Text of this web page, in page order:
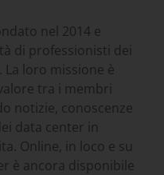
nel 2014 e
di professionisti dei
loro missione è
tra i membri
notizie, conoscenze
data center in
Online, in loco e su
è ancora disponibile